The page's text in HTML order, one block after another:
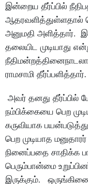
இன்றைய தீர்ப்பில்
ஆதரவளித்துள்ளதால்
அனுமதி அளித்தார்.
தலையிட முடியாது
ராமசாமி தீர்ப்பளித்தார்.
அவர் தனது தீர்ப்பில்
நம்பிக்கையை பெற
கருவியாக
பெற முடியாத
நினைப்பதை சாதிக்க
பெரும்பான்மை
இருக்கும்.